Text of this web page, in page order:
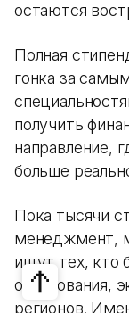
остаются
Полная
гонка за
получить
направление,
больше
Пока тысячи
менеджмент,
ищут тех, кто
образования,
регионов.